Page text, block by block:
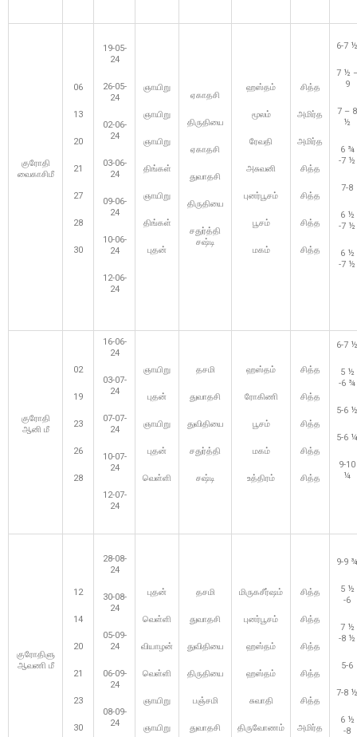
குரோதி
வைகாசிமீ
06
13
20
21
27
28
30
19-05-
24
26-05-
24
02-06-
24
03-06-
24
09-06-
24
10-06-
24
12-06-
24
ஞாயிறு
ஞாயிறு
ஞாயிறு
திங்கள்
ஞாயிறு
திங்கள்
புதன்
ஏகாதசி
திருதியை
ஏகாதசி
துவாதசி
திருதியை
சதுர்த்தி
சஷ்டி
ஹஸ்தம்
மூலம்
ரேவதி
அசுவனி
புனர்பூசம்
பூசம்
மகம்
சித்த
அமிர்த
அமிர்த
சித்த
சித்த
சித்த
சித்த
6-7 ½
7 ½
9
7 – 8
½
6 ¾
-7 ½
7-8
6 ½
-7 ½
6 ½
-7 ½
குரோதி
ஆனி மீ
02
19
23
26
28
16-06-
24
03-07-
24
07-07-
24
10-07-
24
12-07-
24
ஞாயிறு
புதன்
ஞாயிறு
புதன்
வெள்ளி
தசமி
துவாதசி
துவிதியை
சதுர்த்தி
சஷ்டி
ஹஸ்தம்
ரோகிணி
பூசம்
மகம்
உத்திரம்
சித்த
சித்த
சித்த
சித்த
சித்த
6-7 ½
5 ½
-6 ¾
5-6 ½
5-6 ¼
9-10
¼
குரோதிளு
ஆவணி மீ
12
14
20
21
23
30
28-08-
24
30-08-
24
05-09-
24
06-09-
24
08-09-
24
புதன்
வெள்ளி
வியாழன்
வெள்ளி
ஞாயிறு
ஞாயிறு
தசமி
துவாதசி
துவிதியை
திருதியை
பஞ்சமி
துவாதசி
மிருகசீர்ஷம்
புனர்பூசம்
ஹஸ்தம்
ஹஸ்தம்
சுவாதி
திருவோணம்
சித்த
சித்த
சித்த
சித்த
சித்த
அமிர்த
9-9 ¾
5 ½
-6
7 ½
-8 ½
5-6
7-8 ½
6 ½
-8